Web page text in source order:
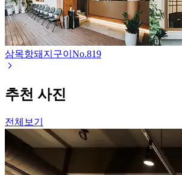
삼목항돼지구이 No.819
추천 사진
전체보기